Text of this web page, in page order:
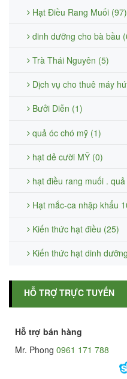
Hạt Điều Rang Muối (97)
dinh dưỡng cho bà bầu
Trà Thái Nguyên (5)
Dịch vụ cho thuê máy
Bưởi Diễn (1)
quả óc chó mỹ (1)
hạt dẻ cười MỸ (0)
hạt điều rang muối .
Hạt mắc-ca nhập khẩu
Kiến thức hạt điều (25)
Kiến thức hạt dinh
HỖ TRỢ TRỰC TUYẾN
Hỗ trợ bán hàng
Mr. Phong 0961 171 788